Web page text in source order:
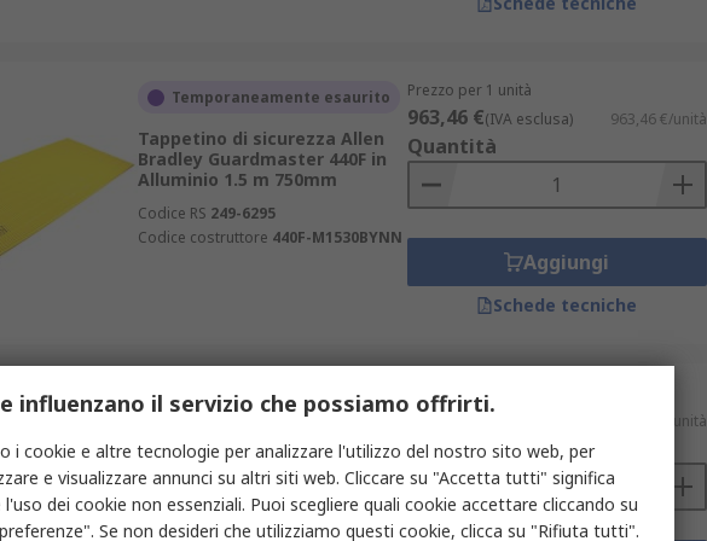
Temporaneamente esaurito
Tappetino di sicurezza Allen
Bradley Guardmaster 440F in
Alluminio 1.5 m 750mm
Codice RS 249-6295
Codice costruttore 440F-M1530BYNN
Prezzo per 1 unità
963,46 €(IVA esclusa) 963,46 €/unità
Quantità
Aggiungi
Schede tecniche
Temporaneamente esaurito
Kit di giunzione Allen Bradley
440F in Plastica 1 m 1m
255-1585
440F-T3120
Prezzo per 1 unità
122,41 € 122,41 €/unità
Quantità
influenzano il servizio che possiamo offrirti.
i cookie e altre tecnologie per analizzare l'utilizzo del nostro sito web, per
e visualizzare annunci su altri siti web. Cliccare su "Accetta tutti" significa
dei cookie non essenziali. Puoi scegliere quali cookie accettare cliccando su
Se non desideri che utilizziamo questi cookie, clicca su "Rifiuta tutti".